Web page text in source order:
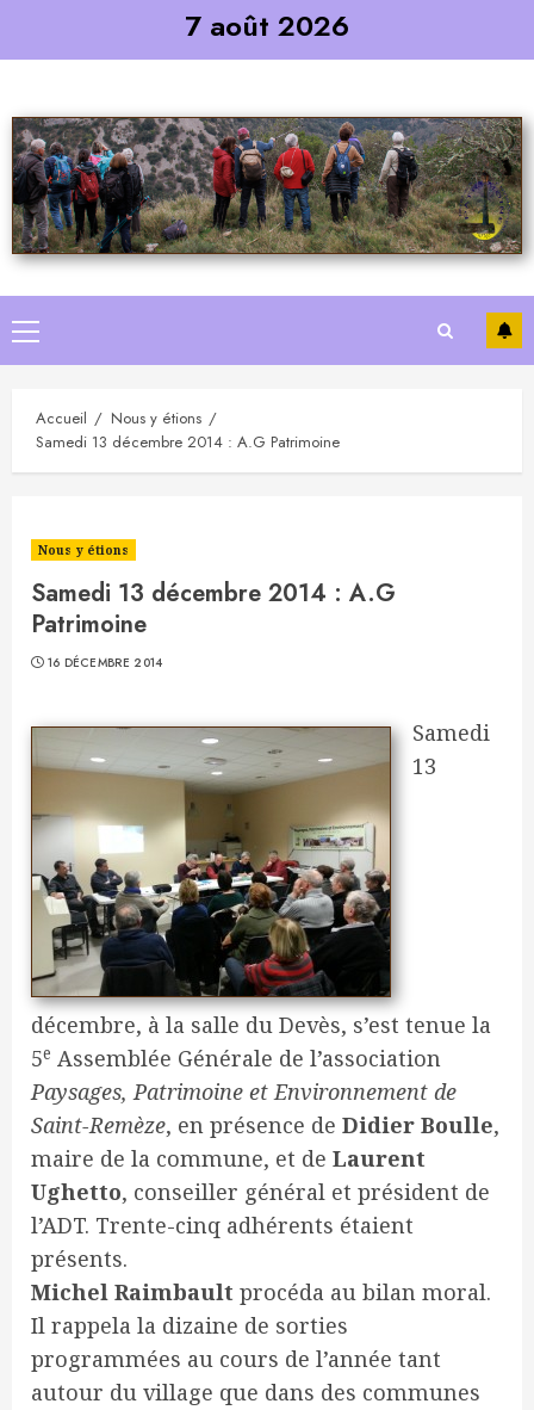
7 août 2026
Primary
Menu
Accueil
Nous y étions
Samedi 13 décembre 2014 : A.G Patrimoine
Nous y étions
Samedi 13 décembre 2014 : A.G
Patrimoine
16 DÉCEMBRE 2014
Samedi
13
décembre, à la salle du Devès, s’est tenue la
5e Assemblée Générale de l’association
Paysages, Patrimoine et Environnement de
Saint-Remèze, en présence de Didier Boulle,
maire de la commune, et de Laurent
Ughetto, conseiller général et président de
l’ADT. Trente-cinq adhérents étaient
présents.
Michel Raimbault procéda au bilan moral.
Il rappela la dizaine de sorties
programmées au cours de l’année tant
autour du village que dans des communes